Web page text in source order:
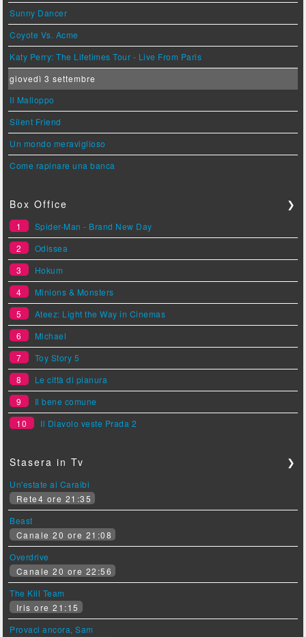
Sunny Dancer
Coyote Vs. Acme
Katy Perry: The Lifetimes Tour - Live From Paris
giovedì 3 settembre
Il Malloppo
Silent Friend
Un mondo meraviglioso
Come rapinare una banca
Box Office ❯
1
Spider-Man - Brand New Day
2
Odissea
3
Hokum
4
Minions & Monsters
5
Ateez: Light the Way in Cinemas
6
Michael
7
Toy Story 5
8
Le città di pianura
9
Il bene comune
10
Il Diavolo veste Prada 2
Stasera in Tv ❯
Un'estate ai Caraibi
Rete4 ore 21:35
Beast
Canale 20 ore 21:08
Overdrive
Canale 20 ore 22:56
The Kill Team
Iris ore 21:15
Provaci ancora, Sam